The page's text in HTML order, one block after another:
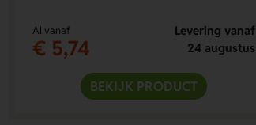
Al vanaf
€ 5,74
Levering vanaf
24 augustus
BEKIJK PRODUCT